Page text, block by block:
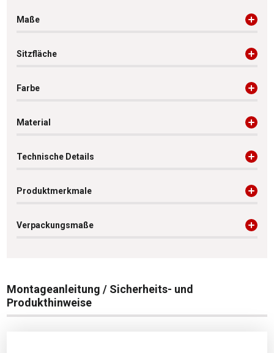
Maße
Sitzfläche
Farbe
Material
Technische Details
Produktmerkmale
Verpackungsmaße
Montageanleitung / Sicherheits- und
Produkthinweise